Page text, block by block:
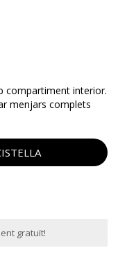
compartiment interior.
menjars complets
gratuït!